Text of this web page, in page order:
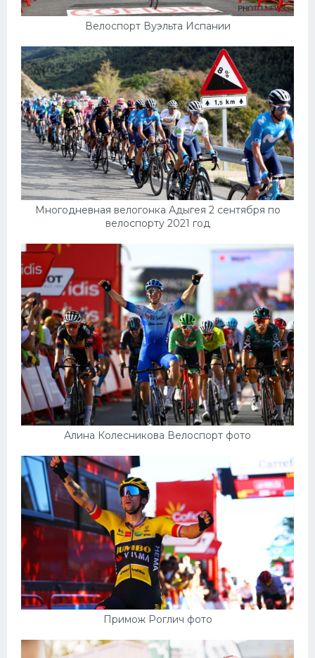
Велоспорт Вуэльта Испании
Многодневная велогонка Адыгея 2 сентября по
велоспорту 2021 год
Алина Колесникова Велоспорт фото
Примож Роглич фото